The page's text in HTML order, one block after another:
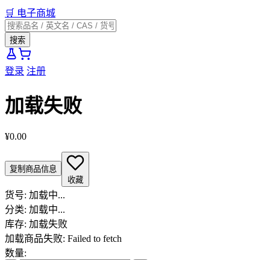
🛒 电子商城
搜索
登录 注册
加载失败
¥0.00
复制商品信息
收藏
货号: 加载中...
分类: 加载中...
库存: 加载失败
加载商品失败: Failed to fetch
数量: